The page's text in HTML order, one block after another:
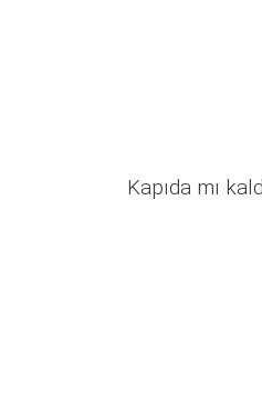
Kapıda mı